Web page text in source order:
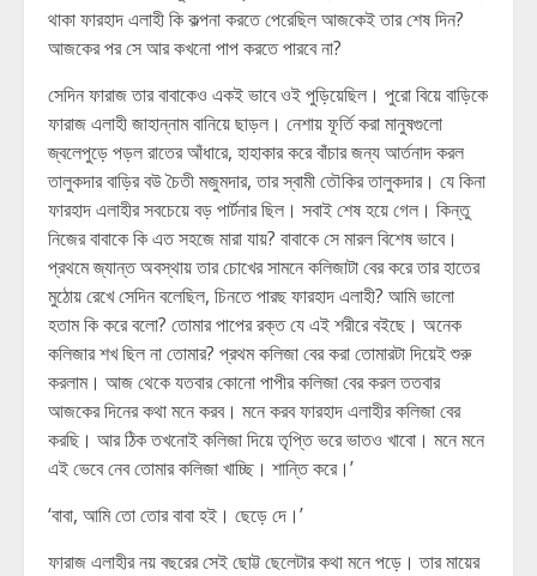
থাকা ফারহাদ এলাহী কি কল্পনা করতে পেরেছিল আজকেই তার শেষ দিন?
আজকের পর সে আর কখনো পাপ করতে পারবে না?
সেদিন ফারাজ তার বাবাকেও একই ভাবে ওই পুড়িয়েছিল। পুরো বিয়ে বাড়িকে
ফারাজ এলাহী জাহান্নাম বানিয়ে ছাড়ল। নেশায় ফূর্তি করা মানুষগুলো
জ্বলেপুড়ে পড়ল রাতের আঁধারে, হাহাকার করে বাঁচার জন্য আর্তনাদ করল
তালুকদার বাড়ির বউ চৈতী মজুমদার, তার স্বামী তৌকির তালুকদার। যে কিনা
ফারহাদ এলাহীর সবচেয়ে বড় পার্টনার ছিল। সবাই শেষ হয়ে গেল। কিন্তু
নিজের বাবাকে কি এত সহজে মারা যায়? বাবাকে সে মারল বিশেষ ভাবে।
প্রথমে জ্যান্ত অবস্থায় তার চোখের সামনে কলিজাটা বের করে তার হাতের
মুঠোয় রেখে সেদিন বলেছিল, চিনতে পারছ ফারহাদ এলাহী? আমি ভালো
হতাম কি করে বলো? তোমার পাপের রক্ত যে এই শরীরে বইছে। অনেক
কলিজার শখ ছিল না তোমার? প্রথম কলিজা বের করা তোমারটা দিয়েই শুরু
করলাম। আজ থেকে যতবার কোনো পাপীর কলিজা বের করল ততবার
আজকের দিনের কথা মনে করব। মনে করব ফারহাদ এলাহীর কলিজা বের
করছি। আর ঠিক তখনোই কলিজা দিয়ে তৃপ্তি ভরে ভাতও খাবো। মনে মনে
এই ভেবে নেব তোমার কলিজা খাচ্ছি। শান্তি করে।’
‘বাবা, আমি তো তোর বাবা হই। ছেড়ে দে।’
ফারাজ এলাহীর নয় বছরের সেই ছোট্ট ছেলেটার কথা মনে পড়ে। তার মায়ের